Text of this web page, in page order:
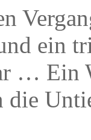
ein
… Ein